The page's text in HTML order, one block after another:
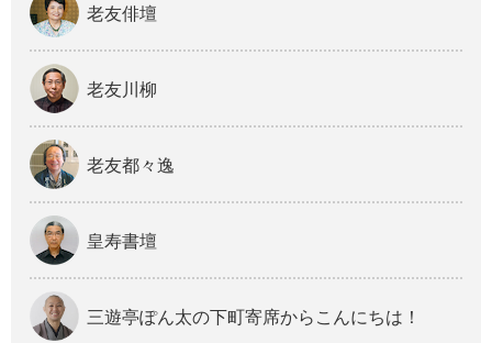
老友俳壇
老友川柳
老友都々逸
皇寿書壇
三遊亭ぽん太の下町寄席からこんにちは！